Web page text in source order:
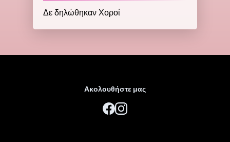
Δε δηλώθηκαν Χοροί
Ακολουθήστε μας